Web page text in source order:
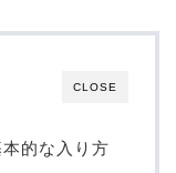
CLOSE
的な入り方